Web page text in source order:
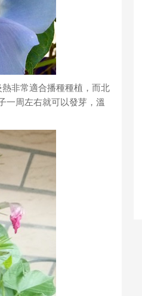
非常適合播種種植，而北
一周左右就可以發芽，溫